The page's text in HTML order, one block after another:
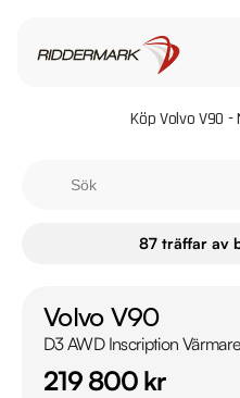
Köp Volvo V90
87 träffar av
Volvo V90
D3 AWD Inscription
219 800 kr